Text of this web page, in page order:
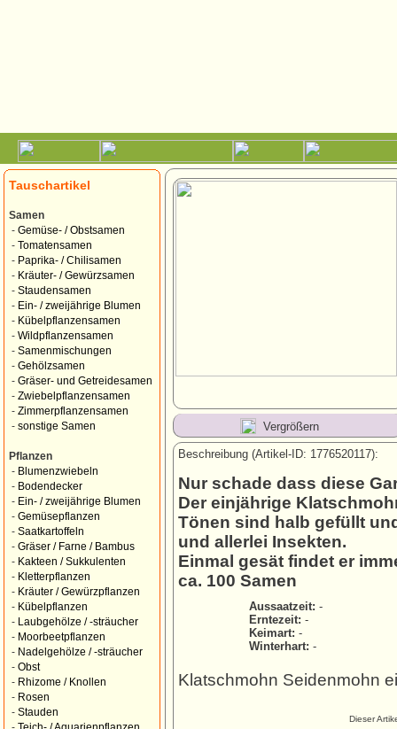
Tauschartikel
Samen
- Gemüse- / Obstsamen
- Tomatensamen
- Paprika- / Chilisamen
- Kräuter- / Gewürzsamen
- Staudensamen
- Ein- / zweijährige Blumen
- Kübelpflanzensamen
- Wildpflanzensamen
- Samenmischungen
- Gehölzsamen
- Gräser- und Getreidesamen
- Zwiebelpflanzensamen
- Zimmerpflanzensamen
- sonstige Samen
Pflanzen
- Blumenzwiebeln
- Bodendecker
- Ein- / zweijährige Blumen
- Gemüsepflanzen
- Saatkartoffeln
- Gräser / Farne / Bambus
- Kakteen / Sukkulenten
- Kletterpflanzen
- Kräuter / Gewürzpflanzen
- Kübelpflanzen
-
Laubgehölze / -sträucher
- Moorbeetpflanzen
- Nadelgehölze / -sträucher
- Obst
- Rhizome / Knollen
- Rosen
- Stauden
Vergrößern
Beschreibung (Artikel-ID: 1776520117):
Nur schade dass diese
Der einjährige
Tönen sind halb gefüllt
und allerlei Insekten.
Einmal gesät findet er
ca. 100 Samen
Aussaatzeit: -
Erntezeit: -
Keimart: -
Winterhart: -
Klatschmohn Seidenmohn
Dieser